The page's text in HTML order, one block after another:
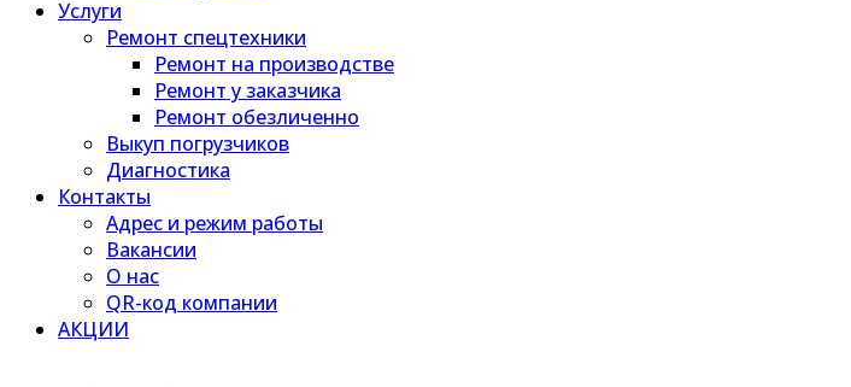
Услуги
Ремонт спецтехники
Ремонт на производстве
Ремонт у заказчика
Ремонт обезличенно
Выкуп погрузчиков
Диагностика
Контакты
Адрес и режим работы
Вакансии
О нас
QR-код компании
АКЦИИ